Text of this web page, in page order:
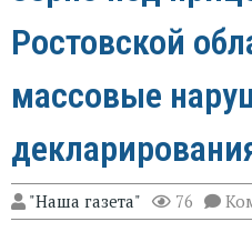
Ростовской
массовые
"Наша газета" 76